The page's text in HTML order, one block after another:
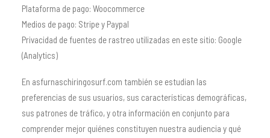
Plataforma de pago: Woocommerce
Medios de pago: Stripe y Paypal
Privacidad de fuentes de rastreo utilizadas en este sitio: Google
(Analytics)
En asfurnaschiringosurf.com también se estudian las
preferencias de sus usuarios, sus características demográficas,
sus patrones de tráfico, y otra información en conjunto para
comprender mejor quiénes constituyen nuestra audiencia y qué